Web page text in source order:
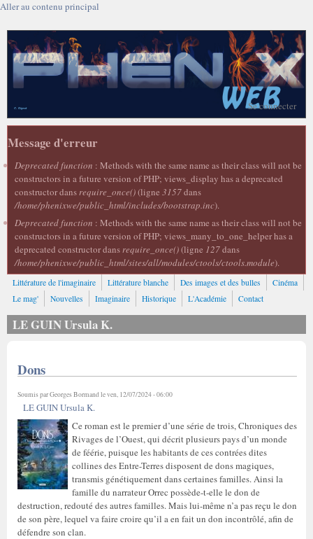
Aller au contenu principal
Se connecter
Message d'erreur
Deprecated function : Methods with the same name as their class will not be
constructors in a future version of PHP; views_display has a deprecated
constructor dansrequire_once()(ligne 3157dans
/home/phenixwe/public_html/includes/bootstrap.inc).
Deprecated function : Methods with the same name as their class will not be
constructors in a future version of PHP; views_many_to_one_helper has a
deprecated constructor dansrequire_once()(ligne 127dans
/home/phenixwe/public_html/sites/all/modules/ctools/ctools.module).
Littérature de l'imaginaire Littérature blanche Des images et des bulles
Cinéma
Le mag'
Nouvelles Imaginaire Historique L'Académie Contact
LE GUIN Ursula K.
Dons
Soumis parGeorges Bormandle ven, 12/07/2024 - 06:00
LE GUIN Ursula K.
Ce roman est le premier d’une série de trois, Chroniques des
Rivages de l’Ouest, qui décrit plusieurs pays d’un monde
de féérie, puisque les habitants de ces contrées dites
collines des Entre-Terres disposent de dons magiques,
transmis génétiquement dans certaines familles. Ainsi la
famille du narrateur Orrec possède-t-elle le don de
destruction, redouté des autres familles. Mais lui-même n’a pas reçu le don
de son père, lequel va faire croire qu’il a en fait un don incontrôlé, afin de
défendre son clan.